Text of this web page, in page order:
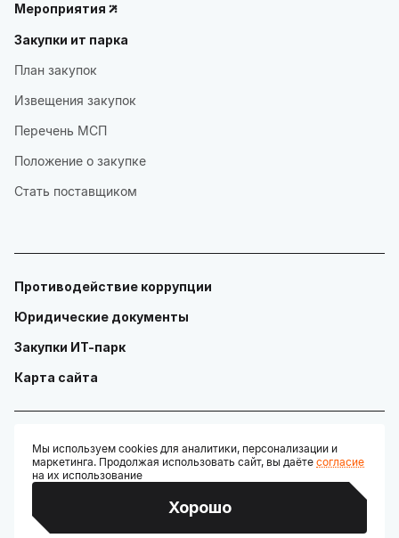
Мероприятия
Закупки ит парка
План закупок
Извещения закупок
Перечень МСП
Положение о закупке
Стать поставщиком
Противодействие коррупции
Юридические документы
Закупки ИТ-парк
Карта сайта
© ГАУ "Технопарк в сфере высоких технологий «ИТ-парк»"
Разработано:
Мы используем cookies для аналитики, персонализации и
маркетинга. Продолжая использовать сайт, вы даёте согласие
на их использование
Хорошо